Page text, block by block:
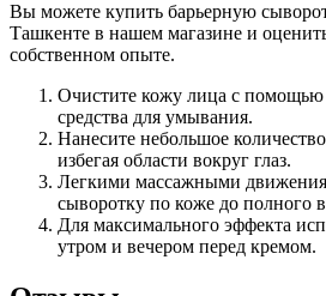
Вы можете купить барьерную
Ташкенте в нашем магазине и
собственном опыте.
Очистите кожу лица с
средства для умывания.
Нанесите небольшое
избегая области вокруг глаз.
Легкими массажными
сыворотку по коже до полного
Для максимального эффекта
утром и вечером перед кремом.